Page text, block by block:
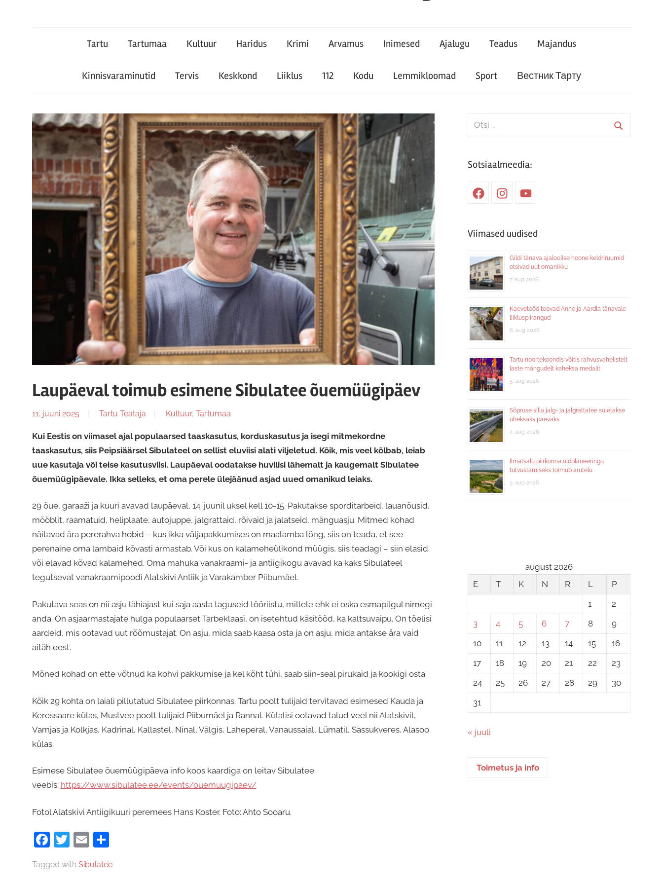
Tartu Tartumaa Kultuur Haridus Krimi Arvamus Inimesed Ajalugu Teadus Majandus
Kinnisvaraminutid Tervis Keskkond Liiklus 112 Kodu Lemmikloomad Sport Вестник Тарту
Laupäeval toimub esimene Sibulatee õuemüügipäev
11. juuni 2025 Tartu Teataja Kultuur, Tartumaa
Kui Eestis on viimasel ajal populaarsed taaskasutus, korduskasutus ja isegi mitmekordne
taaskasutus, siis Peipsiäärsel Sibulateel on sellist eluviisi alati viljeletud. Kõik, mis veel kõlbab, leiab
uue kasutaja või teise kasutusviisi. Laupäeval oodatakse huvilisi lähemalt ja kaugemalt Sibulatee
õuemüügipäevale. Ikka selleks, et oma perele ülejäänud asjad uued omanikud leiaks.
29 õue, garaaži ja kuuri avavad laupäeval, 14. juunil uksel kell 10-15. Pakutakse sporditarbeid, lauanõusid,
mööblit, raamatuid, heliplaate, autojuppe, jalgrattaid, rõivaid ja jalatseid, mänguasju. Mitmed kohad
näitavad ära pererahva hobid – kus ikka väljapakkumises on maalamba lõng, siis on teada, et see
perenaine oma lambaid kõvasti armastab. Või kus on kalameheülikond müügis, siis teadagi – siin elasid
või elavad kõvad kalamehed. Oma mahuka vanakraami- ja antiigikogu avavad ka kaks Sibulateel
tegutsevat vanakraamipoodi Alatskivi Antiik ja Varakamber Piibumäel.
Pakutava seas on nii asju lähiajast kui saja aasta taguseid tööriistu, millele ehk ei oska esmapilgul nimegi
anda. On asjaarmastajate hulga populaarset Tarbeklaasi, on isetehtud käsitööd, ka kaltsuvaipu. On tõelisi
aardeid, mis ootavad uut rõõmustajat. On asju, mida saab kaasa osta ja on asju, mida antakse ära vaid
aitäh eest.
Mõned kohad on ette võtnud ka kohvi pakkumise ja kel kõht tühi, saab siin-seal pirukaid ja kookigi osta.
Kõik 29 kohta on laiali pillutatud Sibulatee piirkonnas. Tartu poolt tulijaid tervitavad esimesed Kauda ja
Keressaare külas, Mustvee poolt tulijaid Piibumäel ja Rannal. Külalisi ootavad talud veel nii Alatskivil,
Varnjas ja Kolkjas, Kadrinal, Kallastel, Ninal, Välgis, Laheperal, Vanaussaial, Lümatil, Sassukveres, Alasoo
külas.
Esimese Sibulatee õuemüügipäeva info koos kaardiga on leitav Sibulatee
veebis: https://www.sibulatee.ee/events/ouemuugipaev/
Fotol Alatskivi Antiigikuuri peremees Hans Koster. Foto: Ahto Sooaru.
Facebook
Twitter
EmailShare
Tagged with Sibulatee
Search
Sotsiaalmeedia:
FacebookInstagramYoutube
Viimased uudised
Gildi tänava ajaloolise hoone keldriruumid
otsivad uut omanikku
7. aug 2026
Kaevetööd toovad Anne ja Aardla tänavale
liikluspiirangud
6. aug 2026
Tartu noortekoondis võitis rahvusvahelistelt
laste mängudelt kaheksa medalit
5. aug 2026
Sõpruse silla jalg- ja jalgrattatee suletakse
üheksaks päevaks
4. aug 2026
Ilmatsalu piirkonna üldplaneeringu
tutvustamiseks toimub arutelu
3. aug 2026
august 2026
E
T K N R L
P
1
2
3
4 5 6 7 8
9
10
11 12 13 14 15
16
17
18 19 20 21 22
23
24
25 26 27 28 29
30
31
« juuli
Toimetus ja info